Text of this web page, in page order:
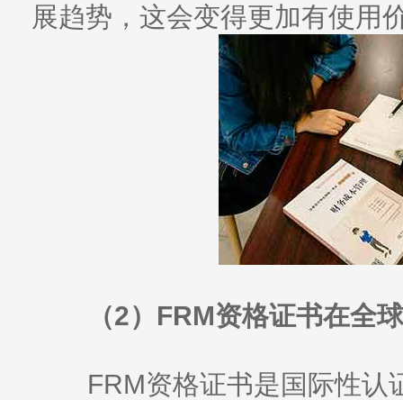
展趋势，这会变得更加有使用
（2）FRM资格证书在全
FRM资格证书是国际性认